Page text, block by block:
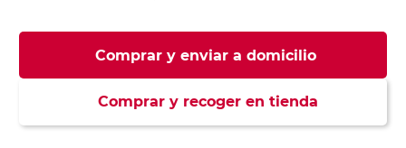
Comprar y enviar a domicilio
Comprar y recoger en tienda